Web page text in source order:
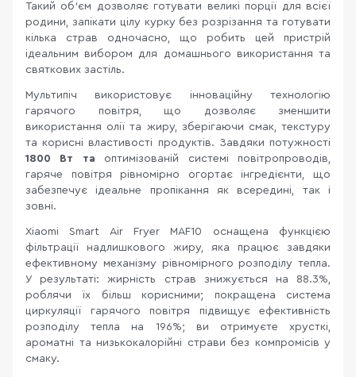
Такий об’єм дозволяє готувати великі порції для всієї
родини, запікати цілу курку без розрізання та готувати
кілька страв одночасно, що робить цей пристрій
ідеальним вибором для домашнього використання та
святкових застіль.
Мультипіч використовує інноваційну технологію
гарячого повітря, що дозволяє зменшити
використання олії та жиру, зберігаючи смак, текстуру
та корисні властивості продуктів. Завдяки потужності
1800 Вт та оптимізованій системі повітропроводів,
гаряче повітря рівномірно огортає інгредієнти, що
забезпечує ідеальне пропікання як всередині, так і
зовні.
Xiaomi Smart Air Fryer MAF10 оснащена функцією
фільтрації надлишкового жиру, яка працює завдяки
ефективному механізму рівномірного розподілу тепла.
У результаті: жирність страв знижується на 88.3%,
роблячи їх більш корисними; покращена система
циркуляції гарячого повітря підвищує ефективність
розподілу тепла на 196%; ви отримуєте хрусткі,
ароматні та низькокалорійні страви без компромісів у
смаку.